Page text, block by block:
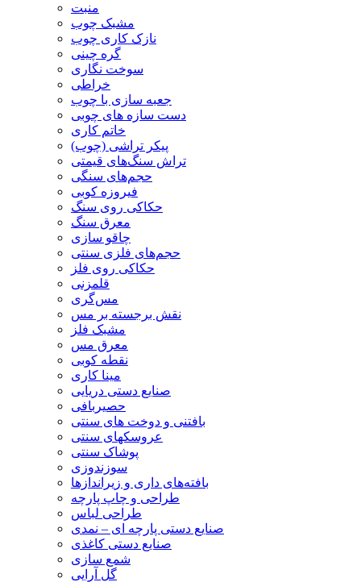
منبت
مشبک چوب
نازک کاری چوب
گره چینی
سوخت نگاری
خراطی
جعبه سازی با چوب
دست سازه های چوبی
خاتم کاری
پیکر تراشی (چوب)
تراش سنگ‌های قیمتی
حجم‌های سنگی
فیروزه کوبی
حکاکی روی سنگ
معرق سنگ
چاقو سازی
حجم‌های فلزی سنتی
حکاکی روی فلز
قلمزنی
مس‌گری
نقش برجسته بر مس
مشبک فلز
معرق مس
نقطه کوبی
مینا کاری
صنایع دستی دریایی
حصیربافی
بافتنی‌ و دوخت های سنتی
عروسکهای سنتی
پوشاک سنتی
سوزندوزی
بافته‌های داری و زیراندازها
طراحی و چاپ پارچه
طراحی لباس
صنایع دستی پارچه ای – نمدی
صنایع دستی کاغذی
شمع سازی
گل آرایی